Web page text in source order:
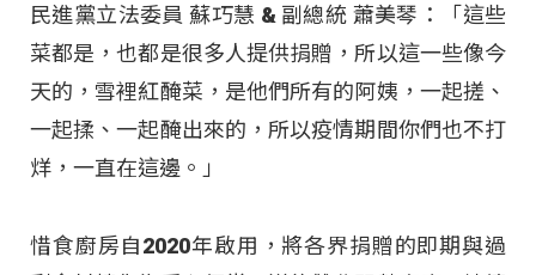
民進黨立法委員 蘇巧慧 & 副總統 蕭美琴：「這些
菜都是，也都是很多人提供捐贈，所以這一些像今
天的，雪裡紅醃菜，是他們所有的阿姨，一起搓、
一起揉、一起醃出來的，所以疫情期間你們也不打
烊，一直在這邊。」
惜食廚房自2020年啟用，將各界捐贈的即期與過